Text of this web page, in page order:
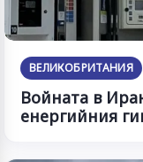
ВЕЛИКОБРИТАНИЯ
Войната в
енергийния